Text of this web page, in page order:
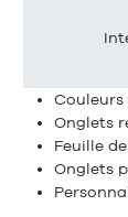
Couleurs
Onglets
Feuille
Onglets